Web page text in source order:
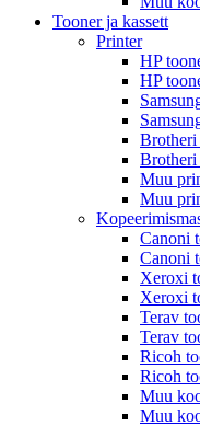
Tooner ja kassett
Printer
HP
HP
Brotheri
Brotheri
Muu
Muu
Canoni
Canoni
Xeroxi
Xeroxi
Terav
Terav
Ricoh
Ricoh
Muu
Muu